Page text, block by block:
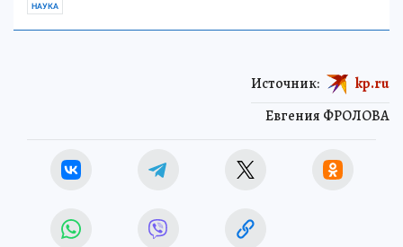
НАУКА
Евгения ФРОЛОВА
Источник: kp.ru